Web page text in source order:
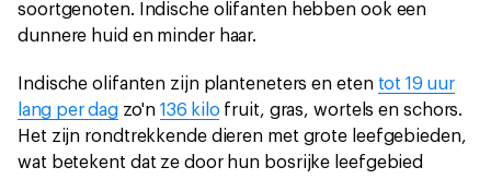
soortgenoten. Indische olifanten hebben ook een
dunnere huid en minder haar.
Indische olifanten zijn planteneters en eten tot 19 uur
lang per dagzo'n136 kilo fruit, gras, wortels en schors.
Het zijn rondtrekkende dieren met grote leefgebieden,
wat betekent dat ze door hun bosrijke leefgebied